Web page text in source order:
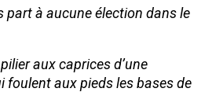
part à aucune élection dans le
aux caprices d’une
foulent aux pieds les bases de